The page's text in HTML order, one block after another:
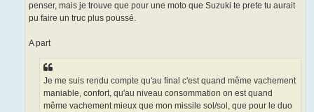
penser, mais je trouve que pour une moto que Suzuki te prete tu aurait
pu faire un truc plus poussé.
A part
Je me suis rendu compte qu'au final c'est quand même vachement
maniable, confort, qu'au niveau consommation on est quand
même vachement mieux que mon missile sol/sol, que pour le duo